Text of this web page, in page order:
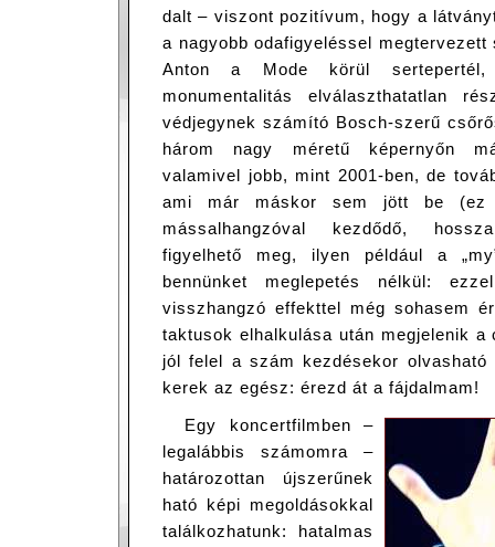
dalt – viszont pozitívum, hogy a
a nagyobb odafigyeléssel
Anton a Mode körül
monumentalitás elválaszthatatlan
védjegynek számító Bosch-szerű
három nagy méretű képernyőn
valamivel jobb, mint 2001-ben, de
ami már máskor sem jött be (ez
mássalhangzóval kezdődő,
figyelhető meg, ilyen például a
bennünket meglepetés nélkül:
visszhangzó effekttel még sohasem
taktusok elhalkulása után megjelenik
jól felel a szám kezdésekor olvasható
kerek az egész: érezd át a fájdalmam!
Egy koncertfilmben –
legalábbis számomra –
határozottan újszerűnek
ható képi megoldásokkal
találkozhatunk: hatalmas